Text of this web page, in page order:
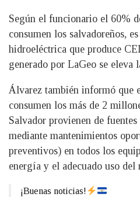
Según el funcionario el 60%
consumen los salvadoreños,
hidroeléctrica que produce
generado por LaGeo se eleva
Álvarez también informó que
consumen los más de 2
Salvador provienen de
mediante mantenimientos
preventivos) en todos los
energía y el adecuado uso del
¡Buenas noticias!